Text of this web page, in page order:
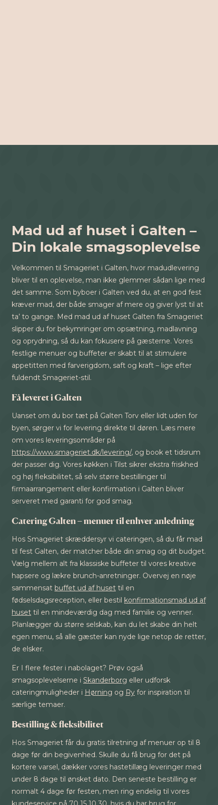
Mad ud af huset i Galten –
Din lokale smagsoplevelse
Velkommen til Smageriet i Galten, hvor madudlevering
bliver til en oplevelse, man ikke glemmer sådan lige med
det samme. Som byboer i Galten ved du, at en god fest
kræver mad, der både smager af mere og giver lyst til at
ta’ to gange. Med mad ud af huset Galten fra Smageriet
slipper du for bekymringer om opsætning, madlavning
og oprydning, så du kan fokusere på gæsterne. Vores
festlige menuer og buffeter er skabt til at stimulere
appetitten med farverigdom, saft og kraft – lige efter
fuldendt Smageriet-stil.
Få leveret i Galten
Uanset om du bor tæt på Galten Torv eller lidt uden for
byen, sørger vi for levering direkte til døren. Læs mere
om vores leveringsområder på
https://www.smageriet.dk/levering/, og book et tidsrum
der passer dig. Vores køkken i Tilst sikrer ekstra friskhed
og høj fleksibilitet, så selv større bestillinger til
firmaarrangement eller konfirmation i Galten bliver
serveret med garanti for god smag.
Catering Galten – menuer til enhver anledning
Hos Smageriet skræddersyr vi cateringen, så du får mad
til fest Galten, der matcher både din smag og dit budget.
Vælg mellem alt fra klassiske buffeter til vores kreative
hapsere og lækre brunch-anretninger. Overvej en nøje
sammensat buffet ud af huset til en
fødselsdagsreception, eller bestil konfirmationsmad ud af
huset til en mindeværdig dag med familie og venner.
Planlægger du større selskab, kan du let skabe din helt
egen menu, så alle gæster kan nyde lige netop de retter,
de elsker.
Er I flere fester i nabolaget? Prøv også
smagsoplevelserne i Skanderborg eller udforsk
cateringmuligheder i Hørning og Ry for inspiration til
særlige temaer.
Bestilling & fleksibilitet
Hos Smageriet får du gratis tilretning af menuer op til 8
dage før din begivenhed. Skulle du få brug for det på
kortere varsel, dækker vores hastetillæg leveringer med
under 8 dage til ønsket dato. Den seneste bestilling er
normalt 4 dage før festen, men ring endelig til vores